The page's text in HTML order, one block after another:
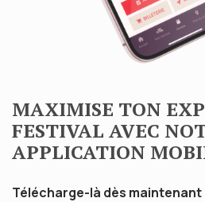
MAXIMISE TON
FESTIVAL AVEC
APPLICATION
Télécharge-là dès maintenant